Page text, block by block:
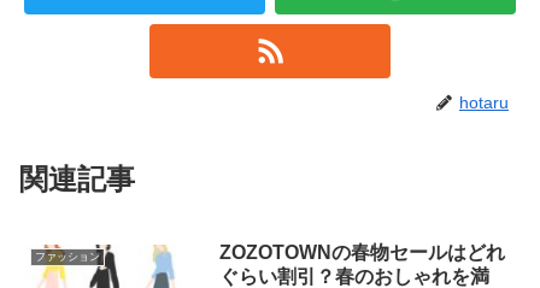
hotaru
関連記事
ファッション
ZOZOTOWNの春物セールはどれ
ぐらい割引？春のおしゃれを満